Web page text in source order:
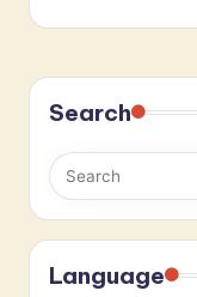
Search
Language